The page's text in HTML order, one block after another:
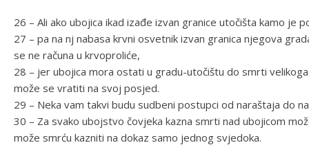
26 – Ali ako ubojica ikad izađe izvan granice utočišta kamo je
27 – pa na nj nabasa krvni osvetnik izvan granica njegova
se ne računa u krvoproliće,
28 – jer ubojica mora ostati u gradu-utočištu do smrti
može se vratiti na svoj posjed.
29 – Neka vam takvi budu sudbeni postupci od naraštaja do
30 – Za svako ubojstvo čovjeka kazna smrti nad ubojicom
može smrću kazniti na dokaz samo jednog svjedoka.